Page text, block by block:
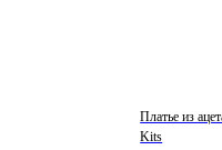
Платье из
Kits